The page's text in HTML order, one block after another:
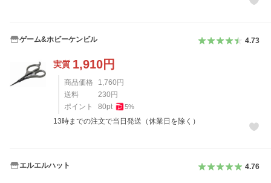
ゲーム&ホビーケンビル 4.73
実質 1,910円
商品価格 1,760 円
送料
230 円
ポイント
80pt 5%
13時までの注文で当日発送（休業日を除く）
エルエルハット 4.76